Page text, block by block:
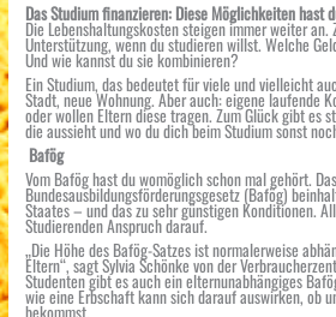
Das Studium finanzieren: Diese Möglichkeiten hast
Die Lebenshaltungskosten steigen immer weiter an.
Unterstützung, wenn du studieren willst. Welche
Und wie kannst du sie kombinieren?
Ein Studium, das bedeutet für viele und vielleicht
Stadt, neue Wohnung. Aber auch: eigene laufende
oder wollen Eltern diese tragen. Zum Glück gibt es
die aussieht und wo du dich beim Studium sonst
Bafög
Vom Bafög hast du womöglich schon mal gehört. Das
Bundesausbildungsförderungsgesetz (Bafög)
Staates – und das zu sehr günstigen Konditionen.
Studierenden Anspruch darauf.
„Die Höhe des Bafög-Satzes ist normalerweise
Eltern“, sagt Sylvia Schönke von der
Studenten gibt es auch ein elternunabhängiges
wie eine Erbschaft kann sich darauf auswirken, ob
bekommst.